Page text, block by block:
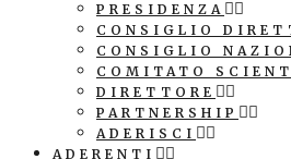
PRESIDENZA
CONSIGLIO
CONSIGLIO
COMITATO
DIRETTORE
PARTNERSHIP
ADERISCI
ADERENTI